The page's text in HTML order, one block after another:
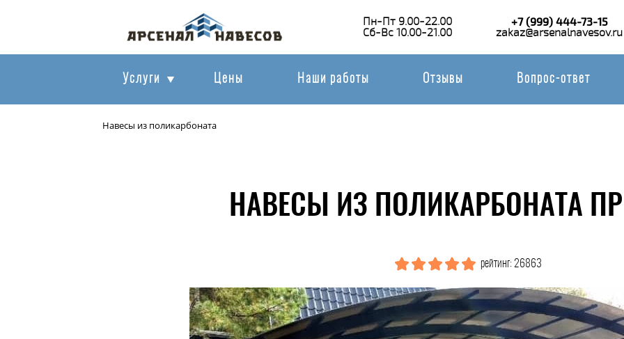
Пн-Пт 9.00-22.00
Сб-Вс 10.00-21.00
+7 (999) 444-73-15
zakaz@arsenalnavesov.ru
Услуги Цены Наши работы Отзывы Вопрос-ответ
Навесы из поликарбоната
НАВЕСЫ ИЗ ПОЛИКАРБОНАТА
рейтинг: 26863